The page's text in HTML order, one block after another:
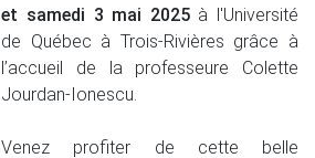
et samedi 3 mai 2025à l'Université
de Québec à Trois-Rivières grâce à
l’accueil de la professeure Colette
Jourdan-Ionescu.
Venez profiter de cette belle